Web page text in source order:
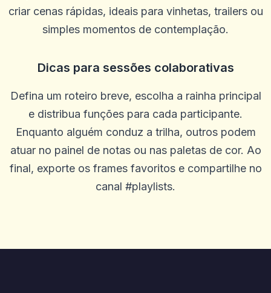
criar cenas rápidas, ideais para vinhetas, trailers ou
simples momentos de contemplação.
Dicas para sessões colaborativas
Defina um roteiro breve, escolha a rainha principal
e distribua funções para cada participante.
Enquanto alguém conduz a trilha, outros podem
atuar no painel de notas ou nas paletas de cor. Ao
final, exporte os frames favoritos e compartilhe no
canal #playlists.